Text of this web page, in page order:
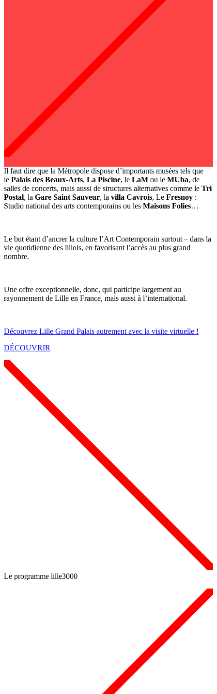
Il faut dire que la Métropole dispose d’importants musées tels que
le Palais des Beaux-Arts, La Piscine, le LaM ou le MUba, de
salles de concerts, mais aussi de structures alternatives comme le Tri
Postal, la Gare Saint Sauveur, la villa Cavrois, Le Fresnoy :
Studio national des arts contemporains ou les Maisons Folies…
Le but étant d’ancrer la culture l’Art Contemporain surtout – dans la
vie quotidienne des lillois, en favorisant l’accès au plus grand
nombre.
Une offre exceptionnelle, donc, qui participe largement au
rayonnement de Lille en France, mais aussi à l’international.
Découvrez Lille Grand Palais autrement avec la visite virtuelle !
DÉCOUVRIR
Le programme lille3000